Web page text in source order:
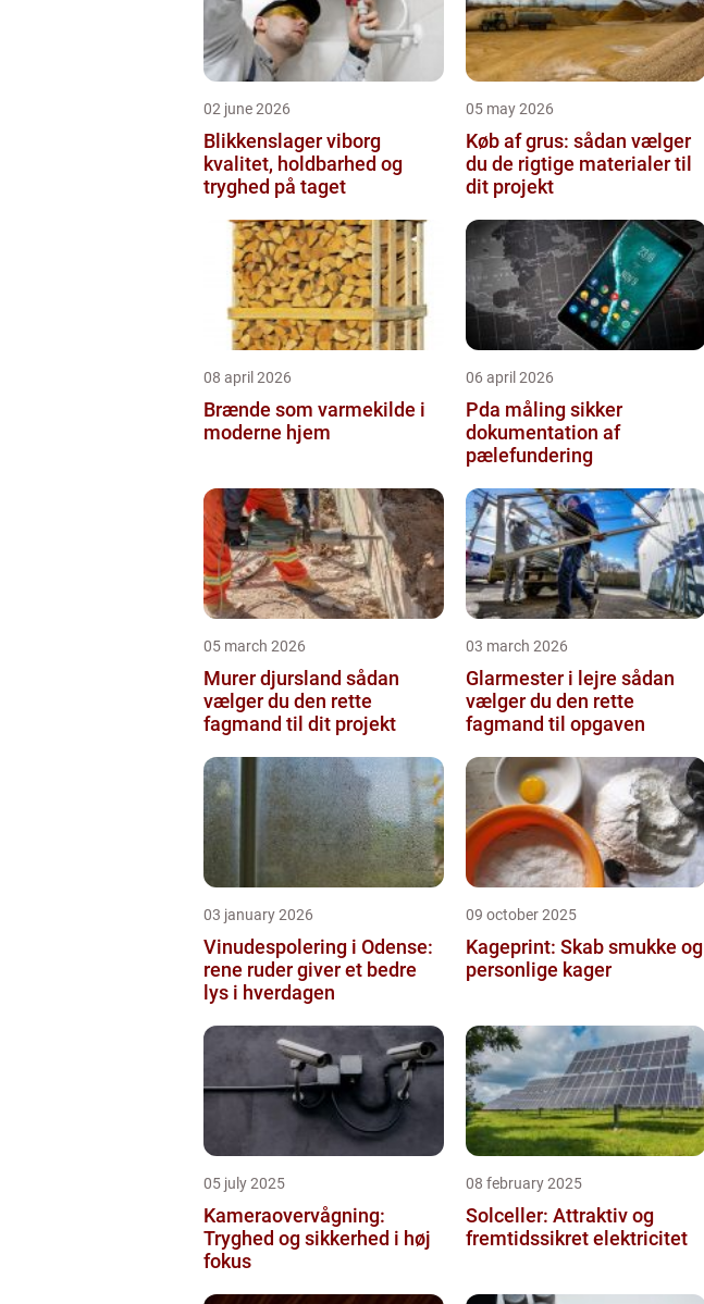
02 june 2026
Blikkenslager viborg
kvalitet, holdbarhed og
tryghed på taget
05 may 2026
Køb af grus: sådan vælger
du de rigtige materialer til
dit projekt
08 april 2026
Brænde som varmekilde i
moderne hjem
06 april 2026
Pda måling sikker
dokumentation af
pælefundering
05 march 2026
Murer djursland sådan
vælger du den rette
fagmand til dit projekt
03 march 2026
Glarmester i lejre sådan
vælger du den rette
fagmand til opgaven
03 january 2026
Vinudespolering i Odense:
rene ruder giver et bedre
lys i hverdagen
09 october 2025
Kageprint: Skab smukke og
personlige kager
05 july 2025
Kameraovervågning:
Tryghed og sikkerhed i høj
fokus
08 february 2025
Solceller: Attraktiv og
fremtidssikret elektricitet